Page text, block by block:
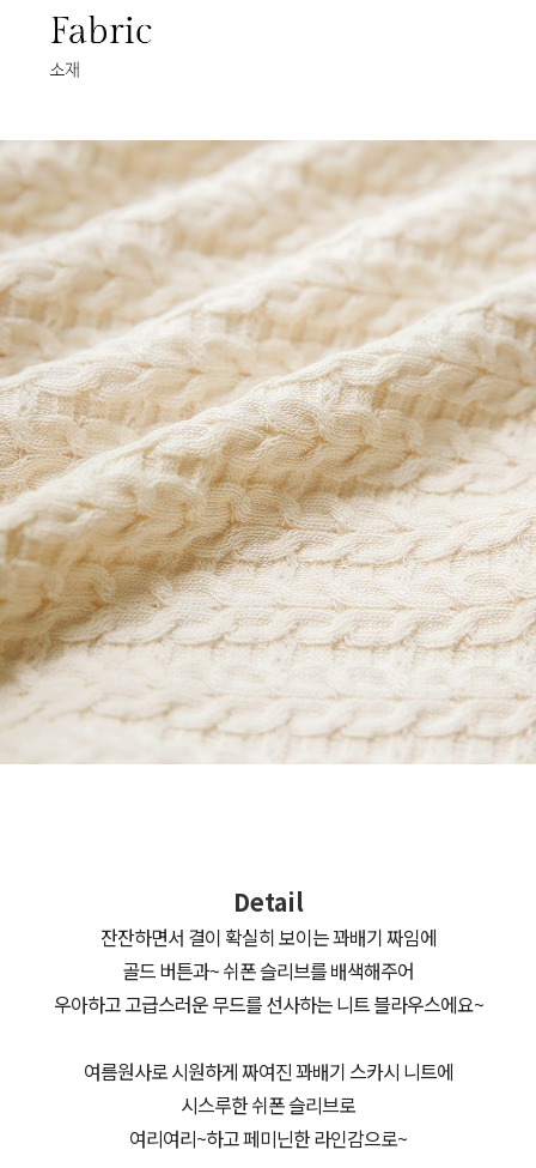
Detail
잔잔하면서 결이 확실히 보이는 꽈배기 짜임에
골드 버튼과~ 쉬폰 슬리브를 배색해주어
우아하고 고급스러운 무드를 선사하는 니트 블라우스에요~
여름원사로 시원하게 짜여진 꽈배기 스카시 니트에
시스루한 쉬폰 슬리브로
여리여리~하고 페미닌한 라인감으로~